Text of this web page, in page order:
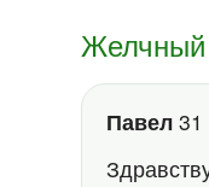
Желчный
Павел 31